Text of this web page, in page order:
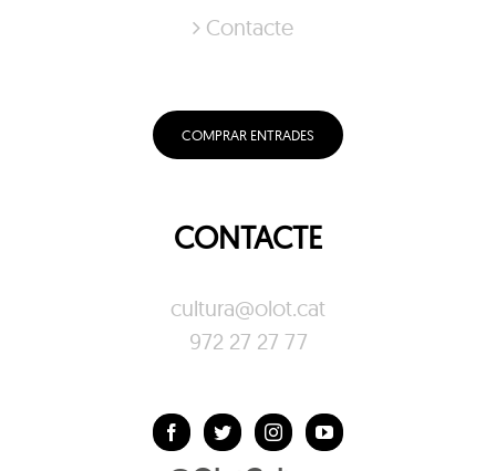
Contacte
COMPRAR ENTRADES
CONTACTE
cultura@olot.cat
972 27 27 77